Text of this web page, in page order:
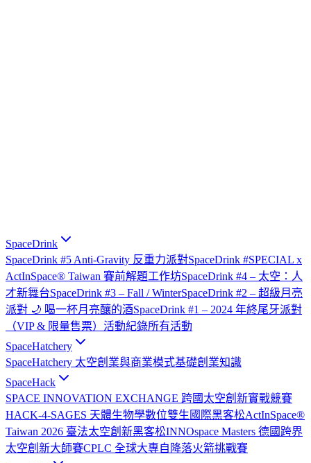
SpaceDrink
SpaceDrink #5 Anti-Gravity 反重力派對SpaceDrink #SPECIAL x
ActInSpace® Taiwan 賽前解題工作坊SpaceDrink #4 – 太空：人
才新舞台SpaceDrink #3 – Fall / WinterSpaceDrink #2 – 超級月亮
派對 🌙 喝一杯月亮釀的酒SpaceDrink #1 – 2024 年終尾牙派對
（VIP & 限量售票） 活動紀錄所有活動
SpaceHatchery
SpaceHatchery 太空創業與商業模式基礎創業知識
SpaceHack
SPACE INNOVATION EXCHANGE 跨國太空創新實戰競賽
HACK-4-SAGES 天體生物學數位雙生國際黑客松ActInSpace®
Taiwan 2026 臺法太空創新黑客松INNOspace Masters 德國跨界
太空創新大師賽CPLC 全球大專自降落火箭挑戰賽